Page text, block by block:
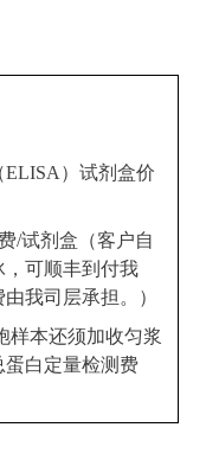
ELISA）试剂盒价
/试剂盒（客户自
，可顺丰到付我
我司层承担。）
样本还须加收匀浆
蛋白定量检测费